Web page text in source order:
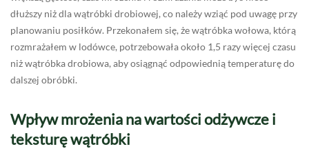
dłuższy niż dla wątróbki drobiowej, co należy wziąć pod uwagę przy
planowaniu posiłków. Przekonałem się, że wątróbka wołowa, którą
rozmrażałem w lodówce, potrzebowała około 1,5 razy więcej czasu
niż wątróbka drobiowa, aby osiągnąć odpowiednią temperaturę do
dalszej obróbki.
Wpływ mrożenia na wartości odżywcze i
teksturę wątróbki